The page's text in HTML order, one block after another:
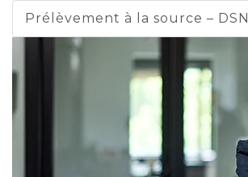
Prélèvement à la source – DSN